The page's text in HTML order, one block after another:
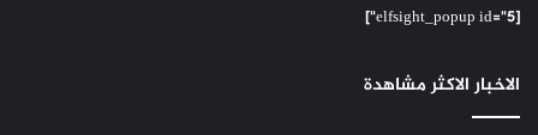
[elfsight_popup id="5"]
الاخبار الاكثر مشاهدة